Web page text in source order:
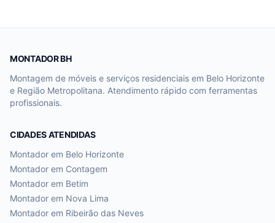
MONTADOR BH
Montagem de móveis e serviços residenciais em Belo Horizonte
e Região Metropolitana. Atendimento rápido com ferramentas
profissionais.
CIDADES ATENDIDAS
Montador em Belo Horizonte
Montador em Contagem
Montador em Betim
Montador em Nova Lima
Montador em Ribeirão das Neves